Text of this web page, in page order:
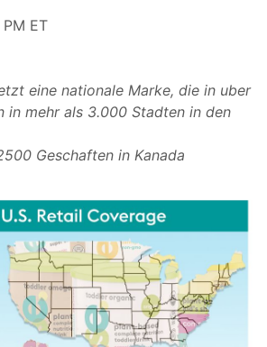
ET
eine nationale Marke, die in uber
in mehr als 3.000 Stadten in den
Geschaften in Kanada